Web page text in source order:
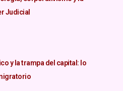
Judicial
y la trampa del capital: lo